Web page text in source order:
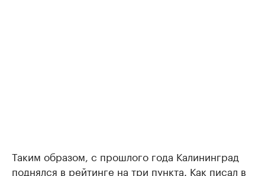
Таким образом, с прошлого года Калининград
поднялся в рейтинге на три пункта. Как писал в